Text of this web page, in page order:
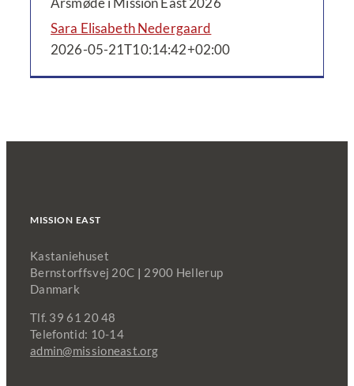
Sara Elisabeth Nedergaard
2026-05-21T10:14:42+02:00
MISSION EAST
Kastaniehuset
Bernstorffsvej 20C | 2900 Hellerup
Danmark
Tlf. 39 61 20 48
Telefontid: 10-14
admin@missioneast.org